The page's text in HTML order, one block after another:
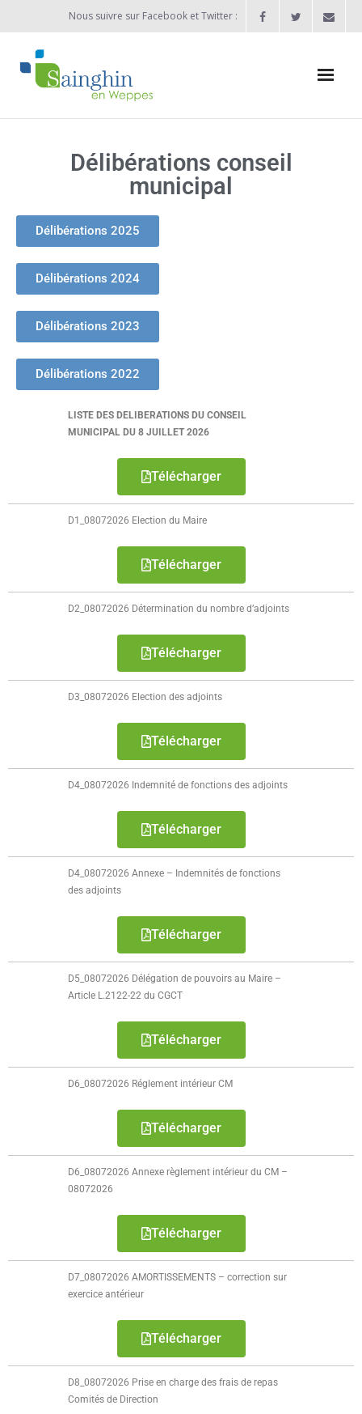
Nous suivre sur Facebook et Twitter :
- Allocation d’études 2025/2026
- Inscriptions rentrée scolaire 2026-2027
- Vie scolaire
- - Ecole Yann Arthus-Bertrand
- - Ecole Sainte Marie
- - Menus restaurant scolaire
- - Centres de loisirs
- - Mercredis récréatifs
- - Conseil Municipal Enfants
- - Conseil Municipal Jeunes
- - Recrutement animateurs
- - Maison de la Petite Enfance De Bulle en Bulles
- - Micro-Crèches Atomes Crèchus
- - Micro-Crèches Léa et Léo / Hapili
- - - Hapili Gare par Léa et Léo
- - - Hapili Égalité par Léa et Léo
- Horaires d’ouverture
- CNI - Passeport - Certification d'identité numérique
- - Certification d’identité numérique
- Etat civil – Recensement
- Mariage ou Pacs
- - Billetterie en ligne – Agenda Culturel
Délibérations conseil
municipal
Délibérations 2025
Délibérations 2024
Délibérations 2023
Délibérations 2022
LISTE DES DELIBERATIONS DU CONSEIL
MUNICIPAL DU 8 JUILLET 2026
Télécharger
D1_08072026 Election du Maire
Télécharger
D2_08072026 Détermination du nombre d’adjoints
Télécharger
D3_08072026 Election des adjoints
Télécharger
D4_08072026 Indemnité de fonctions des adjoints
Télécharger
D4_08072026 Annexe – Indemnités de fonctions
des adjoints
Télécharger
D5_08072026 Délégation de pouvoirs au Maire –
Article L.2122-22 du CGCT
Télécharger
D6_08072026 Réglement intérieur CM
Télécharger
D6_08072026 Annexe règlement intérieur du CM –
08072026
Télécharger
D7_08072026 AMORTISSEMENTS – correction sur
exercice antérieur
Télécharger
D8_08072026 Prise en charge des frais de repas
Comités de Direction